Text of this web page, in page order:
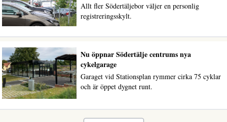
Allt fler Södertäljebor väljer en personlig
registreringsskylt.
Nu öppnar Södertälje centrums nya
cykelgarage
Garaget vid Stationsplan rymmer cirka 75 cyklar
och är öppet dygnet runt.